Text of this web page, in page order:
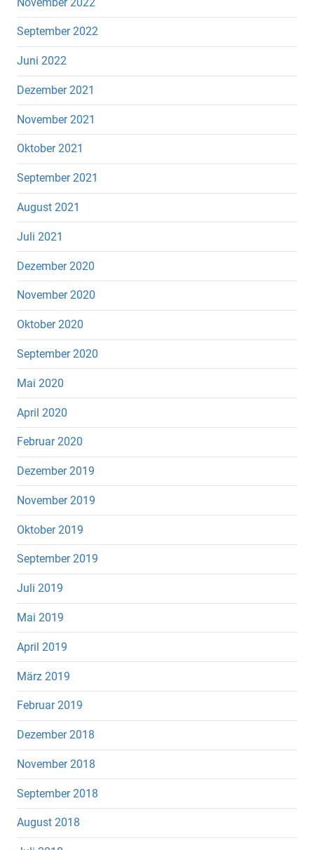
September 2022
Juni 2022
Dezember 2021
November 2021
Oktober 2021
September 2021
August 2021
Juli 2021
Dezember 2020
November 2020
Oktober 2020
September 2020
Mai 2020
April 2020
Februar 2020
Dezember 2019
November 2019
Oktober 2019
September 2019
Juli 2019
Mai 2019
April 2019
März 2019
Februar 2019
Dezember 2018
November 2018
September 2018
August 2018